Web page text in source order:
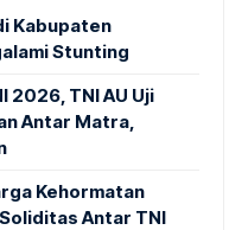
Kabupaten
Stunting
2026, TNI AU Uji
Antar Matra,
Kehormatan
Antar TNI